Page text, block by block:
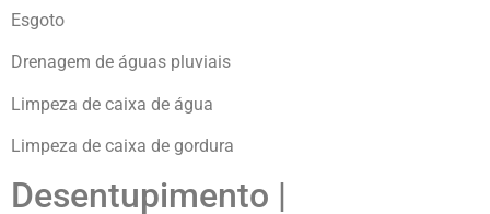
Esgoto
Drenagem de águas pluviais
Limpeza de caixa de água
Limpeza de caixa de gordura
Desentupimento |